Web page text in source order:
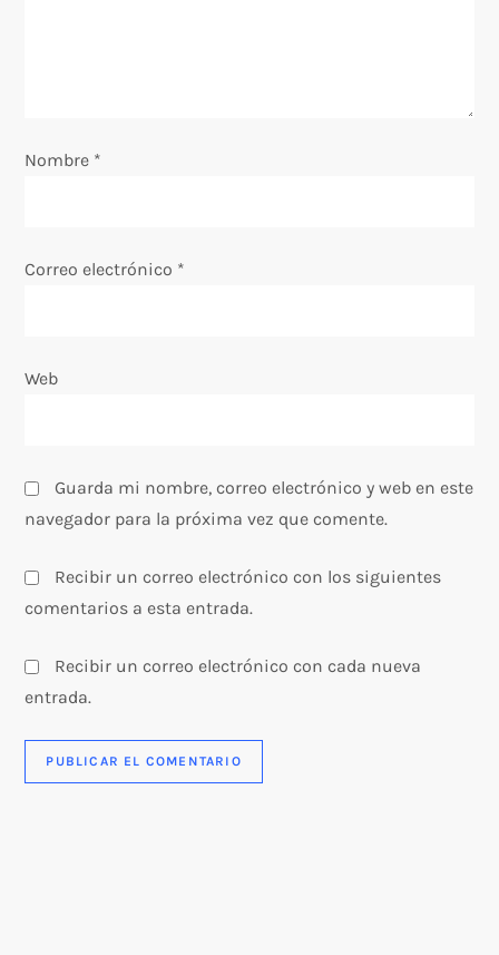
e
t
a
a
s
Nombre *
Correo electrónico *
Web
Guarda mi nombre, correo electrónico y web en este
navegador para la próxima vez que comente.
Recibir un correo electrónico con los siguientes
comentarios a esta entrada.
Recibir un correo electrónico con cada nueva
entrada.